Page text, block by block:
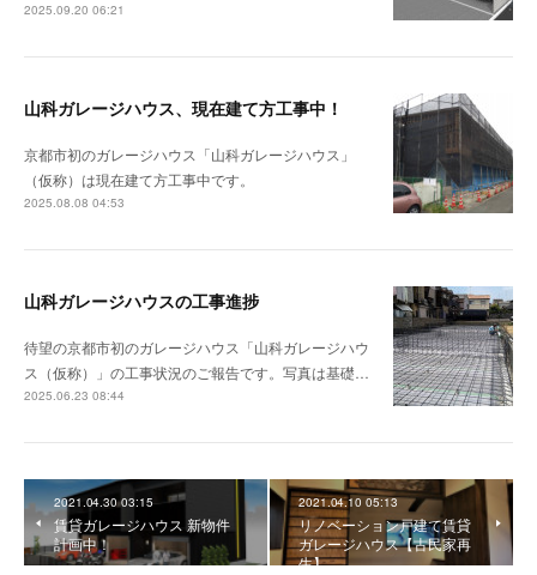
2025.09.20 06:21
山科ガレージハウス、現在建て方工事中！
京都市初のガレージハウス「山科ガレージハウス」
（仮称）は現在建て方工事中です。
2025.08.08 04:53
山科ガレージハウスの工事進捗
待望の京都市初のガレージハウス「山科ガレージハウ
ス（仮称）」の工事状況のご報告です。写真は基礎…
2025.06.23 08:44
2021.04.30 03:15
賃貸ガレージハウス 新物件
計画中！
2021.04.10 05:13
リノベーション戸建て賃貸
ガレージハウス【古民家再
生】